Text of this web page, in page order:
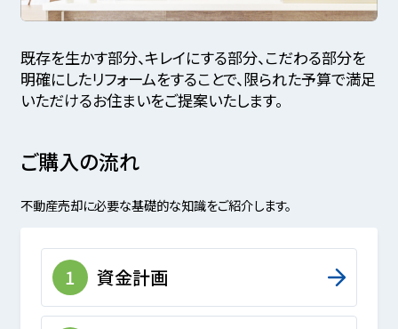
既存を生かす部分、キレイにする部分、こだわる部分を
明確にしたリフォームをすることで、限られた予算で満足
いただけるお住まいをご提案いたします。
ご購入の流れ
不動産売却に必要な基礎的な知識をご紹介します。
1 資金計画